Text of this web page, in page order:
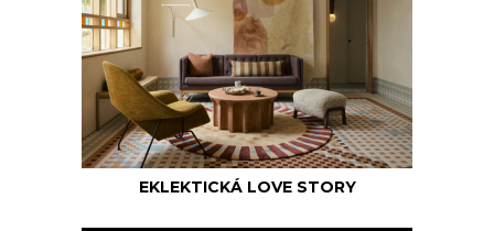
EKLEKTICKÁ LOVE STORY